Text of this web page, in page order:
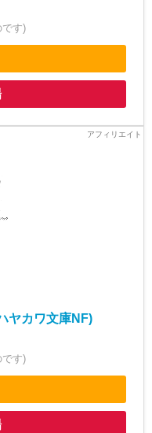
です)
ヤカワ文庫NF)
です)